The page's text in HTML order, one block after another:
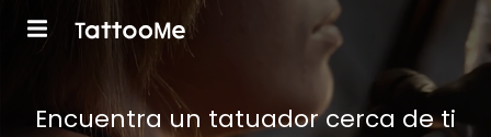
Encuentra un tatuador cerca de ti